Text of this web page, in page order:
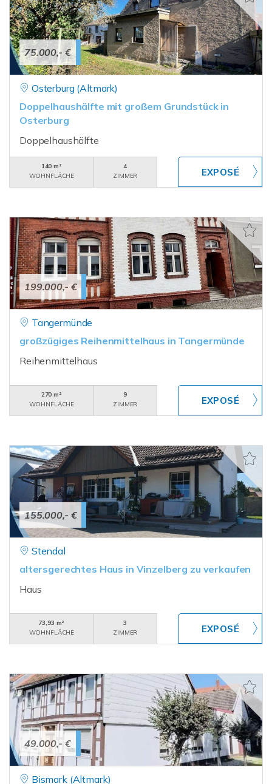
75.000,- €
Osterburg (Altmark)
Doppelhaushälfte mit großem Grundstück in
Osterburg
Doppelhaushälfte
140 m²
WOHNFLÄCHE
4
ZIMMER
199.000,- €
Tangermünde
großzügiges Reihenmittelhaus in Tangermünde
Reihenmittelhaus
270 m²
WOHNFLÄCHE
9
ZIMMER
155.000,- €
Stendal
altersgerechtes Haus in Vinzelberg zu verkaufen
Haus
73,93 m²
WOHNFLÄCHE
3
ZIMMER
49.000,- €
Bismark (Altmark)